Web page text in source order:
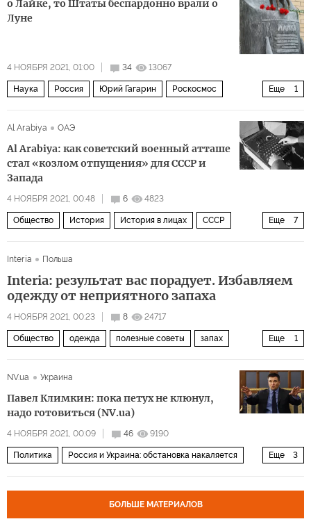
о Лайке, то Штаты беспардонно врали о
Луне
4 НОЯБРЯ 2021, 01:00 34 13067
Еще 1
Наука Россия Юрий Гагарин Роскосмос
Al Arabiya
ОАЭ
Al Arabiya: как советский военный атташе
стал «козлом отпущения» для СССР и
Запада
4 НОЯБРЯ 2021, 00:48 6 4823
Еще 7
Общество История История в лицах СССР
Interia Польша
Interia: результат вас порадует. Избавляем
одежду от неприятного запаха
4 НОЯБРЯ 2021, 00:23 8 24717
Еще 1
Общество одежда полезные советы запах
NV.ua
Украина
Павел Климкин: пока петух не клюнул,
надо готовиться (NV.ua)
4 НОЯБРЯ 2021, 00:09 46 9190
Еще 3
Политика Россия и Украина: обстановка накаляется
БОЛЬШЕ МАТЕРИАЛОВ